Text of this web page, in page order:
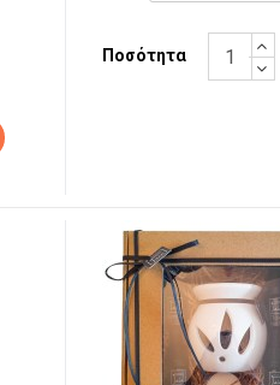
Ποσότητα